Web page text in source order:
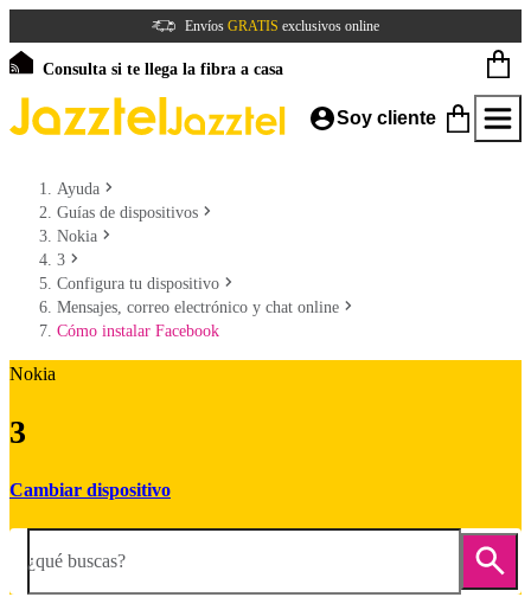
Envíos GRATIS exclusivos online
Consulta si te llega la fibra a casa
Soy cliente
Ayuda
Guías de dispositivos
Nokia
3
Configura tu dispositivo
Mensajes, correo electrónico y chat online
Cómo instalar Facebook
Nokia
3
Cambiar dispositivo
¿qué buscas?